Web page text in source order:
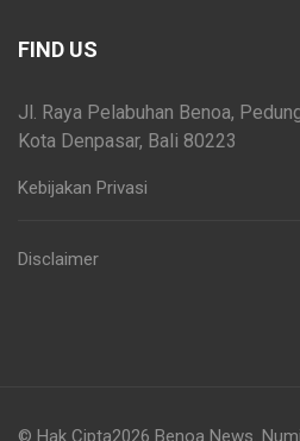
FIND US
Jl. Raya Pelabuhan Benoa,
Kota Denpasar, Bali 80223
Kebijakan Privasi
Disclaimer
© Hak Cipta2026 Benoa News